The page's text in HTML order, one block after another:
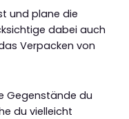
und plane die
dabei auch
Verpacken von
Gegenstände du
du vielleicht